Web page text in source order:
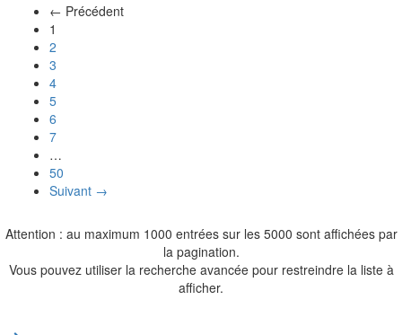
← Précédent
1
2
3
4
5
6
7
…
50
Suivant →
Attention : au maximum 1000 entrées sur les 5000 sont affichées par
la pagination.
Vous pouvez utiliser la recherche avancée pour restreindre la liste à
afficher.